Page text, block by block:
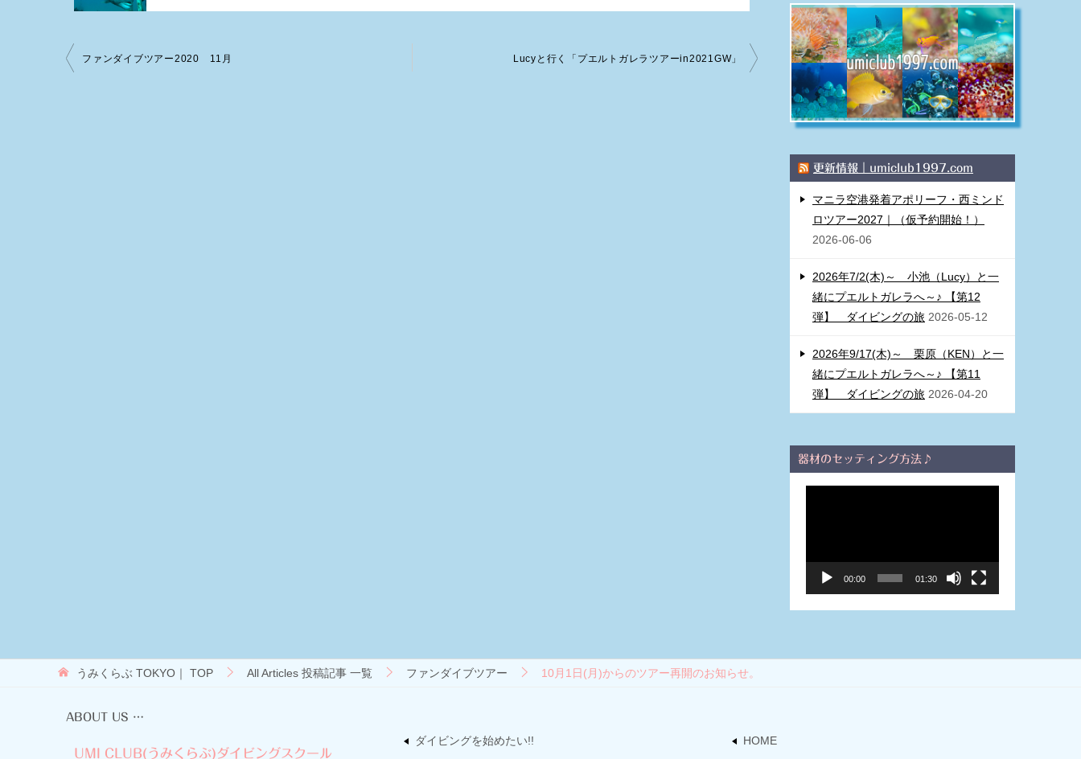
投
ファンダイブツアー2020 11月 Lucyと行く「プエルトガレラツアーin2021GW」
更新情報｜umiclub1997.com
マニラ空港発着アポリーフ・西ミンド
ロツアー2027｜（仮予約開始！）
2026-06-06
2026年7/2(木)～ 小池（Lucy）と一
緒にプエルトガレラへ～♪ 【第12
弾】 ダイビングの旅 2026-05-12
2026年9/17(木)～ 栗原（KEN）と一
緒にプエルトガレラへ～♪ 【第11
弾】 ダイビングの旅 2026-04-20
器材のセッティング方法♪
ヤ
00:00 01:30
うみくらぶ TOKYO｜ TOP All Articles 投稿記事 一覧 ファンダイブツアー 10月1日(月)からのツアー再開のお知らせ。
ABOUT US …
UMI CLUB(うみくらぶ)ダイビングスクール
ダイビングを始めたい!! HOME